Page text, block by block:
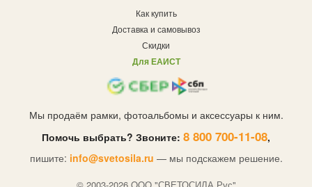
Как купить
Доставка и самовывоз
Скидки
Для ЕАИСТ
Мы продаём рамки, фотоальбомы и аксессуары к ним.
Помочь выбрать? Звоните: 8 800 700-11-08,
пишите: info@svetosila.ru — мы подскажем решение.